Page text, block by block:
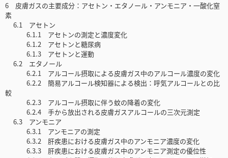
6 皮膚ガスの主要成分：アセトン・エタノール・アンモニア・一酸化窒
素
6.1 アセトン
6.1.1 アセトンの測定と濃度変化
6.1.2 アセトンと糖尿病
6.1.3 アセトンと運動
6.2 エタノール
6.2.1 アルコール摂取による皮膚ガス中のアルコール濃度の変化
6.2.2 簡易アルコール検知器による検出：呼気アルコールとの比
較
6.2.3 アルコール摂取に伴う蚊の降着の変化
6.2.4 手から放出される皮膚ガスアルコールの三次元測定
6.3 アンモニア
6.3.1 アンモニアの測定
6.3.2 肝疾患における皮膚ガス中のアンモニア濃度の変化
6.3.3 肝疾患における皮膚ガス中のアンモニア測定の優位性